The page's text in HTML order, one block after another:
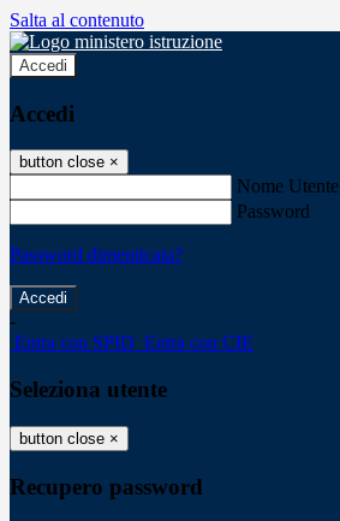
Salta al contenuto
Accedi
Accedi
button close ×
Nome Utente
Password
Password dimenticata?
-
Entra con SPID Entra con CIE
Seleziona utente
button close ×
Recupero password